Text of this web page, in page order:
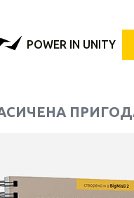
POWER IN UNITY